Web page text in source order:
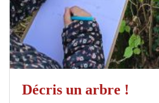
Décris un arbre !